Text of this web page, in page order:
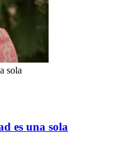
sola
es una sola